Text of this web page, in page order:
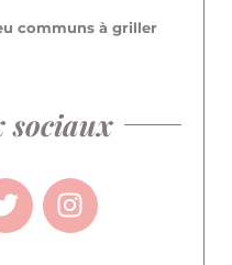
communs à griller
sociaux